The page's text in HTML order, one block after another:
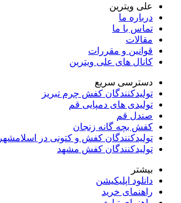
علی ویترین
درباره ما
تماس با ما
مقالات
قوانین و مقررات
کانال های علی ویترین
دسترسی سریع
تولیدکنندگان کفش چرم تبریز
تولیدی های دمپایی قم
صندل قم
کفش بچه گانه زنجان
تولیدکنندگان کفش و کتونی در اسلامشهر
تولیدکنندگان کفش مشهد
بیشتر
دانلود اپلیکیشن
راهنمای خرید